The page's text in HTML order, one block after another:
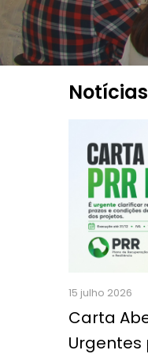
15 julho 2026
Carta
Urgentes